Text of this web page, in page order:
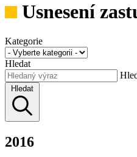
Usnesení
Kategorie
Hledat
Hledat
2016